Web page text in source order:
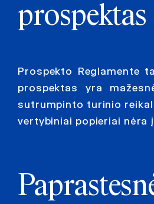
prospektas
Prospekto Reglamente
prospektas yra
sutrumpinto turinio
vertybiniai popieriai nėra